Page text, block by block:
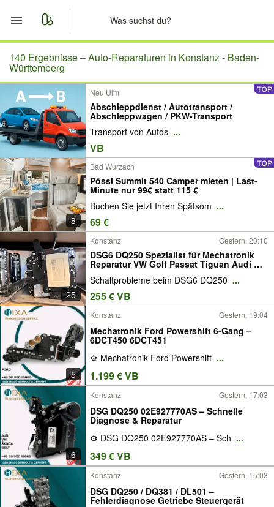
Start
Merkliste
Nachrichten
Anzeige aufgeben
140 Ergebnisse –Auto-Reparaturen in Konstanz - Baden-
Württemberg
Neu Ulm
Abschleppdienst / Autotransport /
Abschleppwagen / PKW-Transport
Transport von Autos ...
VB
8
Bad Wurzach
Pössl Summit 540 Camper mieten | Last-
Minute nur 99€ statt 115 €
Buchen Sie jetzt Ihren Spätsom ...
69 €
25
Konstanz Gestern, 20:10
DSG6 DQ250 Spezialist für Mechatronik
Reparatur VW Golf Passat Tiguan Audi A3
TT Skoda Octavia Superb Seat Leon |
Steuergerät Service | Getriebesteuergerät
Diagnose kostenlose Diagnose
Schaltprobleme beim DSG6 DQ250 ...
255 € VB
5
Konstanz Gestern, 19:04
Mechatronik Ford Powershift 6-Gang –
6DCT450 6DCT451
⚙️ Mechatronik Ford Powershift ...
1.199 € VB
6
Konstanz Gestern, 17:03
DSG DQ250 02E927770AS – Schnelle
Diagnose & Reparatur
⚙️ DSG DQ250 02E927770AS – Sch ...
349 € VB
Konstanz Gestern, 15:03
DSG DQ250 / DQ381 / DL501 –
Fehlerdiagnose Getriebe Steuergerät